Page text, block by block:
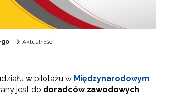
Aktualności
w pilotażu w Międzynarodowym
jest do doradców zawodowych